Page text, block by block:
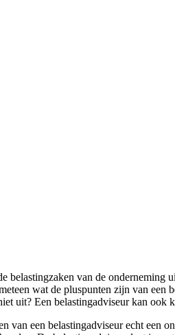
van de onderneming
wat de pluspunten zijn van
uit? Een belastingadviseur kan ook
een belastingadviseur echt een